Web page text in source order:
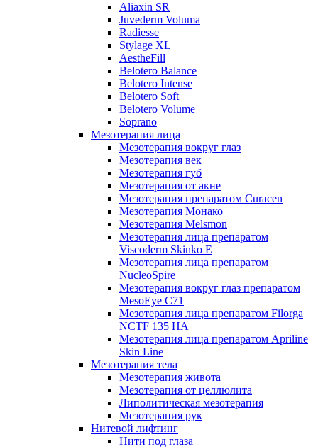
Aliaxin SR
Juvederm Voluma
Radiesse
Stylage XL
AestheFill
Belotero Balance
Belotero Intense
Belotero Soft
Belotero Volume
Soprano
Мезотерапия лица
Мезотерапия вокруг глаз
Мезотерапия век
Мезотерапия губ
Мезотерапия от акне
Мезотерапия препаратом Curacen
Мезотерапия Монако
Мезотерапия Melsmon
Мезотерапия лица препаратом
Viscoderm Skinko E
Мезотерапия лица препаратом
NucleoSpire
Мезотерапия вокруг глаз препаратом
MesoEye С71
Мезотерапия лица препаратом Filorga
NCTF 135 HA
Мезотерапия лица препаратом Apriline
Skin Line
Мезотерапия тела
Мезотерапия живота
Мезотерапия от целлюлита
Липолитическая мезотерапия
Мезотерапия рук
Нитевой лифтинг
Нити под глаза